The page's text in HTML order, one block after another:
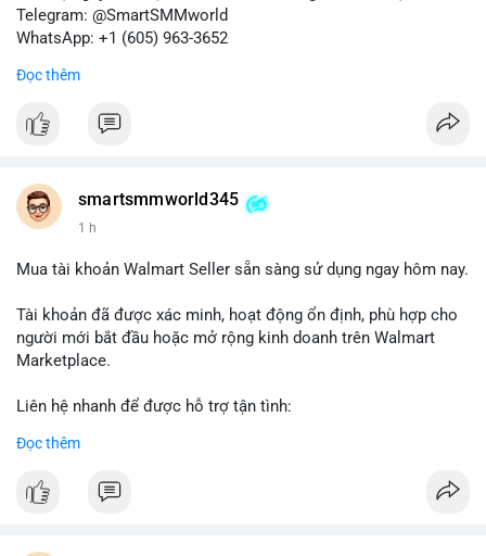
Telegram: @SmartSMMworld
WhatsApp: +1 (605) 963-3652
#buyverifiedkrakenbusinessaccounts
Đọc thêm
smartsmmworld345
1 h
Mua tài khoản Walmart Seller sẵn sàng sử dụng ngay hôm nay.
Tài khoản đã được xác minh, hoạt động ổn định, phù hợp cho
người mới bắt đầu hoặc mở rộng kinh doanh trên Walmart
Marketplace.
Liên hệ nhanh để được hỗ trợ tận tình:
WhatsApp: +1 (605) 963-3652
#buywalmartselleraccounts
Đọc thêm